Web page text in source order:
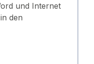
und Internet
den